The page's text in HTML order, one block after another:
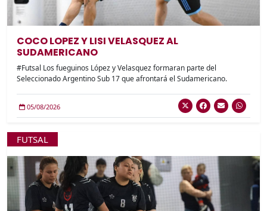
COCO LOPEZ Y LISI VELASQUEZ AL
SUDAMERICANO
#Futsal Los fueguinos López y Velasquez formaran parte del
Seleccionado Argentino Sub 17 que afrontará el Sudamericano.
05/08/2026
FUTSAL